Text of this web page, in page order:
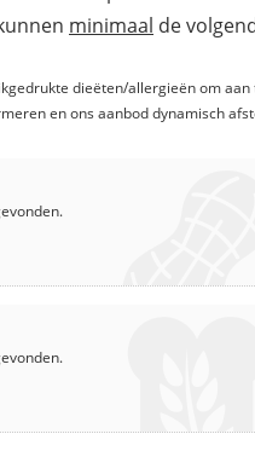
minimaal de
dieëten/allergieën om
en ons aanbod dynamisch